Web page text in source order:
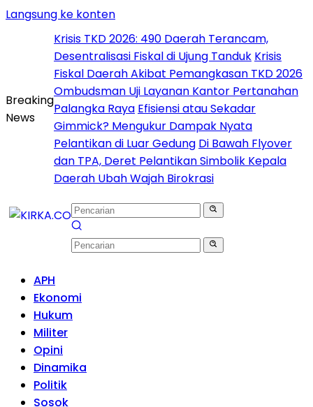
Langsung ke konten
Breaking
News
Krisis TKD 2026: 490 Daerah Terancam,
Desentralisasi Fiskal di Ujung Tanduk Krisis
Fiskal Daerah Akibat Pemangkasan TKD 2026
Ombudsman Uji Layanan Kantor Pertanahan
Palangka Raya Efisiensi atau Sekadar
Gimmick? Mengukur Dampak Nyata
Pelantikan di Luar Gedung Di Bawah Flyover
dan TPA, Deret Pelantikan Simbolik Kepala
Daerah Ubah Wajah Birokrasi
APH
Ekonomi
Hukum
Militer
Opini
Dinamika
Politik
Sosok